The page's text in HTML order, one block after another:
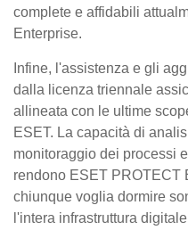
complete e affidabili
Enterprise.
Infine, l'assistenza e gli
dalla licenza triennale
allineata con le ultime
ESET. La capacità di
monitoraggio dei processi
rendono ESET PROTECT
chiunque voglia dormire
l'intera infrastruttura